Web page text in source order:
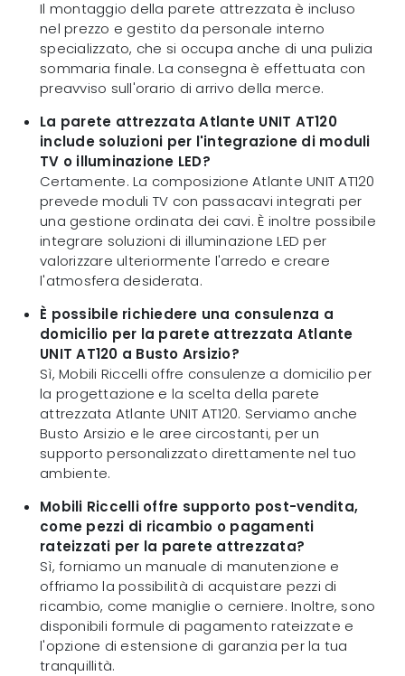
Il montaggio della parete attrezzata è incluso
nel prezzo e gestito da personale interno
specializzato, che si occupa anche di una pulizia
sommaria finale. La consegna è effettuata con
preavviso sull'orario di arrivo della merce.
La parete attrezzata Atlante UNIT AT120
include soluzioni per l'integrazione di moduli
TV o illuminazione LED?
Certamente. La composizione Atlante UNIT AT120
prevede moduli TV con passacavi integrati per
una gestione ordinata dei cavi. È inoltre possibile
integrare soluzioni di illuminazione LED per
valorizzare ulteriormente l'arredo e creare
l'atmosfera desiderata.
È possibile richiedere una consulenza a
domicilio per la parete attrezzata Atlante
UNIT AT120 a Busto Arsizio?
Sì, Mobili Riccelli offre consulenze a domicilio per
la progettazione e la scelta della parete
attrezzata Atlante UNIT AT120. Serviamo anche
Busto Arsizio e le aree circostanti, per un
supporto personalizzato direttamente nel tuo
ambiente.
Mobili Riccelli offre supporto post-vendita,
come pezzi di ricambio o pagamenti
rateizzati per la parete attrezzata?
Sì, forniamo un manuale di manutenzione e
offriamo la possibilità di acquistare pezzi di
ricambio, come maniglie o cerniere. Inoltre, sono
disponibili formule di pagamento rateizzate e
l'opzione di estensione di garanzia per la tua
tranquillità.